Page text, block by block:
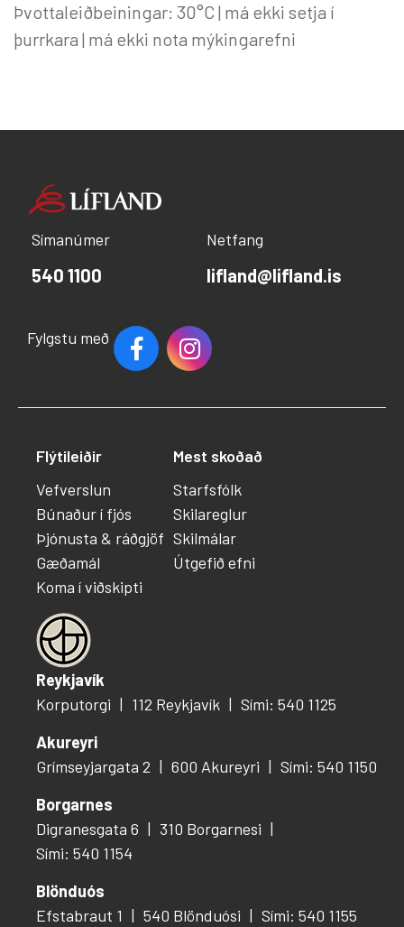
Þvottaleiðbeiningar: 30°C | má ekki setja í
þurrkara | má ekki nota mýkingarefni
Símanúmer
540 1100
Netfang
lifland@lifland.is
Fylgstu með
Reykjavík
Korputorgi
112 Reykjavík
Sími: 540 1125
Akureyri
Grímseyjargata 2
600 Akureyri
Sími: 540 1150
Borgarnes
Digranesgata 6
310 Borgarnesi
Sími: 540 1154
Blönduós
Efstabraut 1
540 Blönduósi Sími: 540 1155
Flýtileiðir
Vefverslun
Búnaður í fjós
Þjónusta & ráðgjöf
Gæðamál
Koma í viðskipti
Mest skoðað
Starfsfólk
Skilareglur
Skilmálar
Útgefið efni